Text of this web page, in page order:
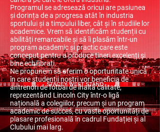
Programul se adresează oricui are pasiunea
și dorința de a progresa atât în industria
sportului și a timpului liber, cât și în studiile lor
academice. Vrem să identificăm studenții cu
abilități remarcabile și să îi plasăm într-un
program academic și practic care este
conceput pentru a produce tineri excelenți și
bine echilibrați.
Ne propunem să oferim o oportunitate unică
în care studenții noștri vor beneficia de
antrenori de fotbal de înaltă calitate,
reprezentând Lincoln City într-o ligă
națională a colegiilor, precum și un program
academic de succes, cu vaste oportunități de
plasare profesională în cadrul Fundației și al
Clubului mai larg.